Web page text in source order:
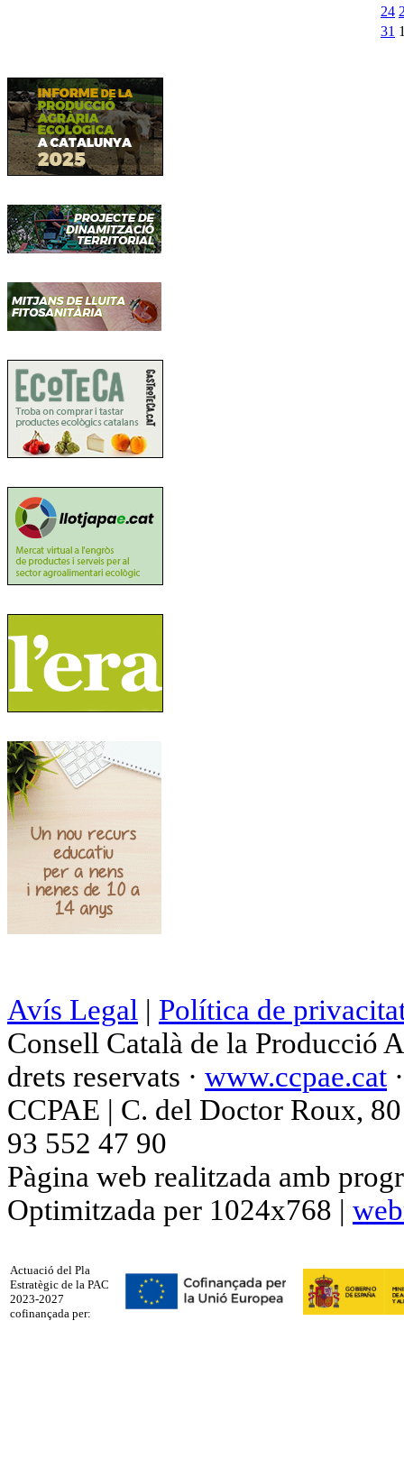
24
31
Avís Legal | Política de
Consell Català de la Producció
drets reservats · www.ccpae.cat
CCPAE | C. del Doctor Roux,
93 552 47 90
Pàgina web realitzada amb
Optimitzada per 1024x768 |
Actuació del Pla
Estratègic de la PAC
2023-2027
cofinançada per: